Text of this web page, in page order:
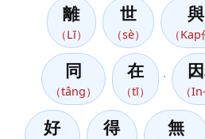
離
（Lī）
世
（sè）
與
（Kap
同
（tâng）
在
（tī） （
好 得 無